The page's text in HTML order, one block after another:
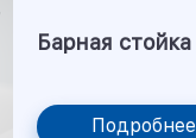
Барная стойка
Подробнее